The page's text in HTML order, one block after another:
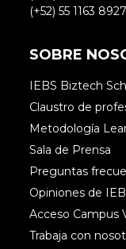
(+52) 55 1163
SOBRE
IEBS Biztech
Claustro de
Metodología
Sala de Prensa
Preguntas
Opiniones de
Acceso Campus
Trabaja con